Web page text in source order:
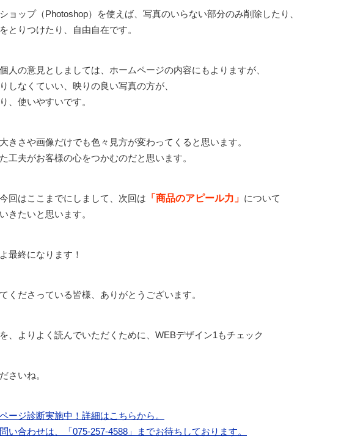
ョップ（Photoshop）を使えば、写真のいらない部分のみ削除したり、
とりつけたり、自由自在です。
人の意見としましては、ホームページの内容にもよりますが、
しなくていい、映りの良い写真の方が、
、使いやすいです。
きさや画像だけでも色々見方が変わってくると思います。
工夫がお客様の心をつかむのだと思います。
回はここまでにしまして、次回は 「商品のアピール力」 について
きたいと思います。
最終になります！
くださっている皆様、ありがとうございます。
、よりよく読んでいただくために、WEBデザイン1もチェック
さいね。
ージ診断実施中！詳細はこちらから。
い合わせは、「075-257-4588」までお待ちしております。